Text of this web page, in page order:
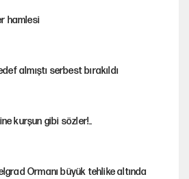
hamlesi
almıştı serbest bırakıldı
kurşun gibi sözler!..
Ormanı büyük tehlike altında